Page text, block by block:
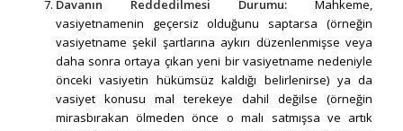
Davanın Reddedilmesi Durumu: Mahkeme,
vasiyetnamenin geçersiz olduğunu saptarsa (örneğin
vasiyetname şekil şartlarına aykırı düzenlenmişse veya
daha sonra ortaya çıkan yeni bir vasiyetname nedeniyle
önceki vasiyetin hükümsüz kaldığı belirlenirse) ya da
vasiyet konusu mal terekeye dahil değilse (örneğin
mirasbırakan ölmeden önce o malı satmışsa ve artık